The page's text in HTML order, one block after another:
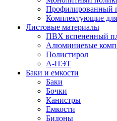
Профилированный
Комплектующие для
Листовые материалы
ПВХ вспененный
Алюминиевые
Полистирол
А-ПЭТ
Баки и емкости
Баки
Бочки
Канистры
Емкости
Бидоны